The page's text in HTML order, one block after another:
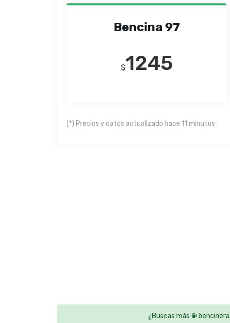
Bencina 97
$1245
(*) Precios y datos actualizado hace 11 minutos .
¿Buscas más ⛽